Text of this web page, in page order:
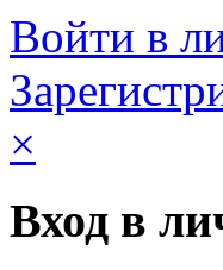
Войти в
×
Вход в